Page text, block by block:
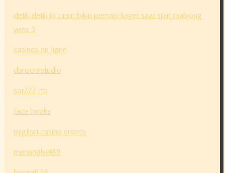
detik detik jp turun bikin pemain kaget saat spin mahjong
wins 3
casinos en ligne
dansomstudio
sor777 rtp
face books
migliori casino crypto
menangbet88